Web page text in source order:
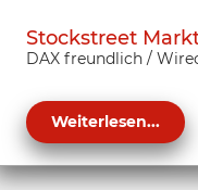
Stockstreet
DAX freundlich /
Weiterlesen...